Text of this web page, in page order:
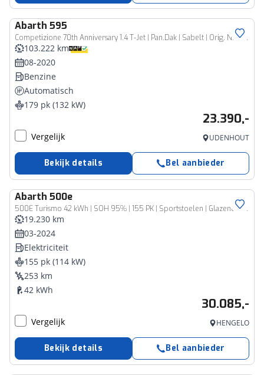
Abarth 595
Competizione 70th Anniversary 1.4 T-Jet | Pan.Dak | Sabelt | Orig. NL Auto | Xenon | Voll. Onderhouden! |
103.222 km
08-2020
Benzine
Automatisch
179 pk (132 kW)
23.390,-
Vergelijk UDENHOUT
Bekijk details Bel aanbieder
Abarth 500e
500E Turismo 42 kWh | SOH 95% | 155 PK | Sportstoelen | Glazendak | Zomerbanden + Winterbanden | Sound Generator | Stoelverwarming | Cruise Control | LED | CarPlay | Climate Control | Sensoren Voor + Achter | Camera |
19.230 km
03-2024
Elektriciteit
155 pk (114 kW)
253 km
42 kWh
30.085,-
Vergelijk HENGELO
Bekijk details Bel aanbieder